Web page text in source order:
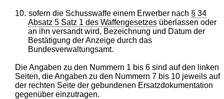
10. sofern die Schusswaffe einem Erwerber nach § 34
Absatz 5 Satz 1 des Waffengesetzesüberlassen oder
an ihn versandt wird, Bezeichnung und Datum der
Bestätigung der Anzeige durch das
Bundesverwaltungsamt.
Die Angaben zu den Nummern 1 bis 6 sind auf den linken
Seiten, die Angaben zu den Nummern 7 bis 10 jeweils auf
der rechten Seite der gebundenen Ersatzdokumentation
gegenüber einzutragen.